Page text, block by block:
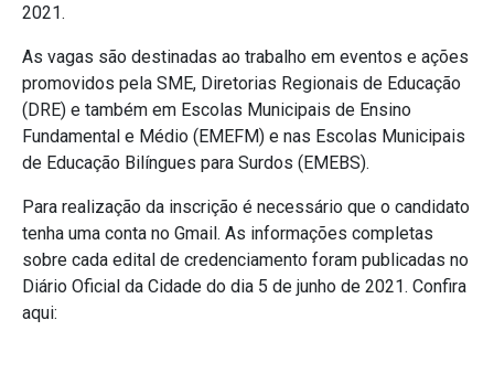
2021.
As vagas são destinadas ao trabalho em eventos e ações
promovidos pela SME, Diretorias Regionais de Educação
(DRE) e também em Escolas Municipais de Ensino
Fundamental e Médio (EMEFM) e nas Escolas Municipais
de Educação Bilíngues para Surdos (EMEBS).
Para realização da inscrição é necessário que o candidato
tenha uma conta no Gmail. As informações completas
sobre cada edital de credenciamento foram publicadas no
Diário Oficial da Cidade do dia 5 de junho de 2021. Confira
aqui: